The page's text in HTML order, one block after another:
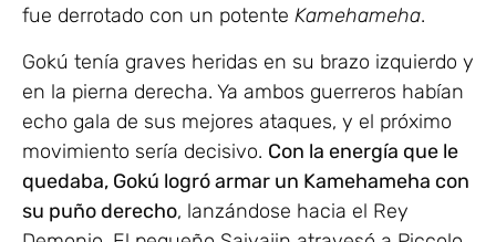
fue derrotado con un potente Kamehameha.
Gokú tenía graves heridas en su brazo izquierdo y
en la pierna derecha. Ya ambos guerreros habían
echo gala de sus mejores ataques, y el próximo
movimiento sería decisivo. Con la energía que le
quedaba, Gokú logró armar un Kamehameha con
su puño derecho, lanzándose hacia el Rey